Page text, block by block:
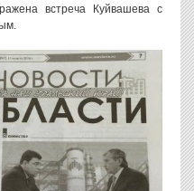
встреча Куйвашева с